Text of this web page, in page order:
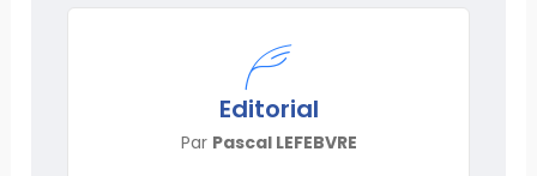
Editorial
Par Pascal LEFEBVRE